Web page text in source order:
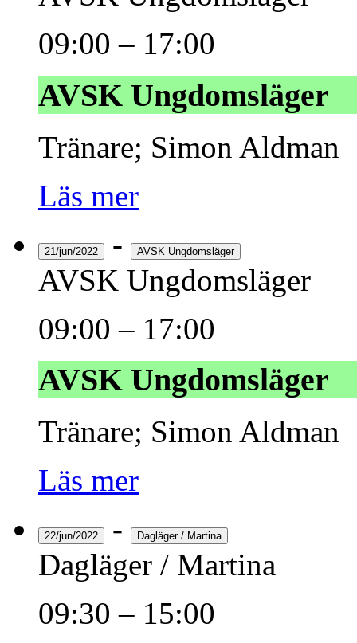
09:00– 17:00
AVSK Ungdomsläger
Tränare; Simon Aldman
Läs mer
21/jun/2022 - AVSK Ungdomsläger
AVSK Ungdomsläger
09:00– 17:00
AVSK Ungdomsläger
Tränare; Simon Aldman
Läs mer
22/jun/2022 - Dagläger / Martina
Dagläger / Martina
09:30– 15:00